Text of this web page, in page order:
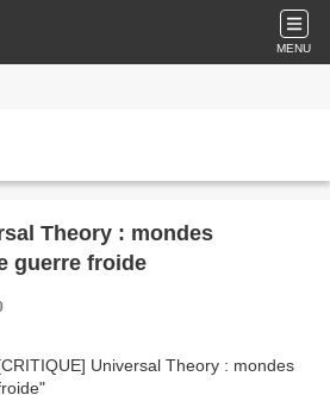
MENU
Theory : mondes
guerre froide